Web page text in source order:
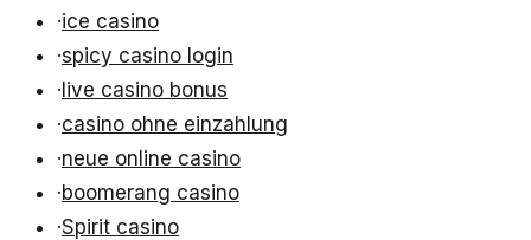
·ice casino
·spicy casino login
·live casino bonus
·casino ohne einzahlung
·neue online casino
·boomerang casino
·Spirit casino